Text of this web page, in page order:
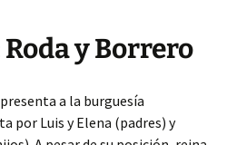
y Borrero
a la burguesía
por Luis y Elena (padres) y